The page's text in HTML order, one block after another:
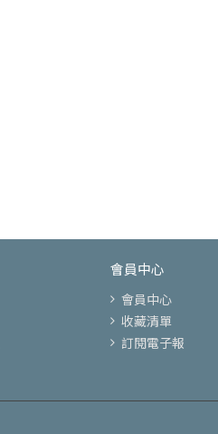
會員中心
會員中心
收藏清單
訂閱電子報